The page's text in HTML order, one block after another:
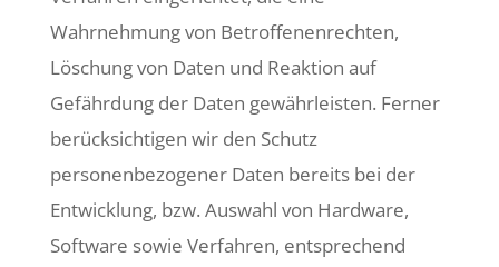
Wahrnehmung von Betroffenenrechten,
Löschung von Daten und Reaktion auf
Gefährdung der Daten gewährleisten. Ferner
berücksichtigen wir den Schutz
personenbezogener Daten bereits bei der
Entwicklung, bzw. Auswahl von Hardware,
Software sowie Verfahren, entsprechend